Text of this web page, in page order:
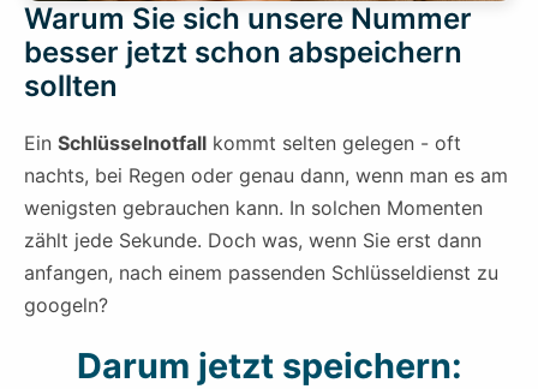
Warum Sie sich unsere Nummer
besser jetzt schon abspeichern
sollten
Ein Schlüsselnotfall kommt selten gelegen - oft
nachts, bei Regen oder genau dann, wenn man es am
wenigsten gebrauchen kann. In solchen Momenten
zählt jede Sekunde. Doch was, wenn Sie erst dann
anfangen, nach einem passenden Schlüsseldienst zu
googeln?
Darum jetzt speichern: